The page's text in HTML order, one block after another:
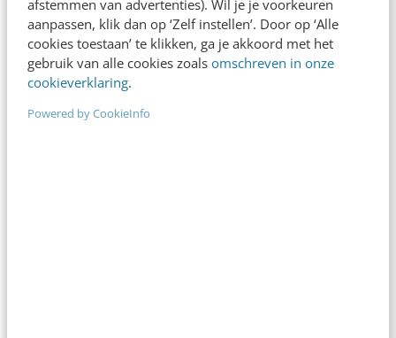
afstemmen van advertenties). Wil je je voorkeuren
aanpassen, klik dan op ‘Zelf instellen’. Door op ‘Alle
cookies toestaan’ te klikken, ga je akkoord met het
gebruik van alle cookies zoals omschreven in onze
cookieverklaring.
Powered by CookieInfo
steeds meer gegevens beschikbaar die door
bedrijven moeten worden verwerkt (big data) en
ook het…